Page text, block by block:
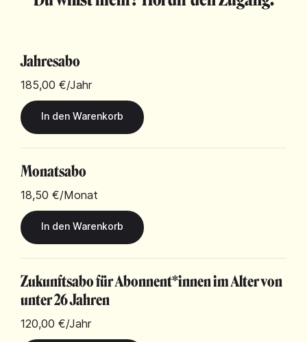
Jahresabo
185,00 €/Jahr
Monatsabo
18,50 €/Monat
Zukunftsabo für Abonnent*innen im Alter von
unter 26 Jahren
120,00 €/Jahr